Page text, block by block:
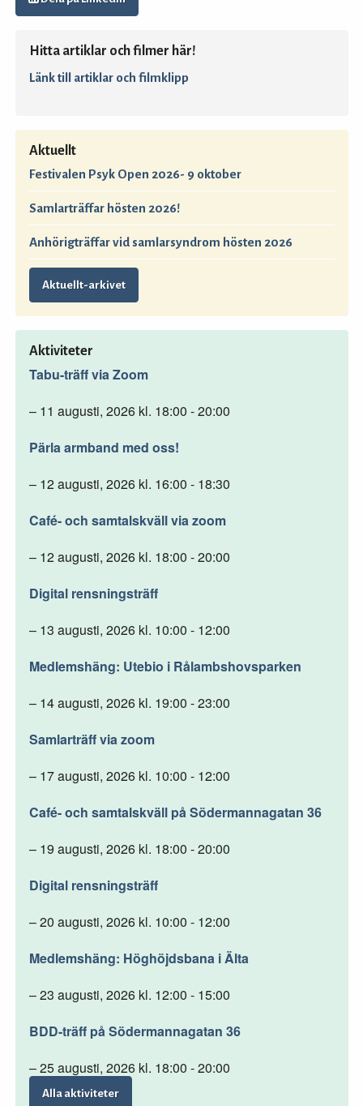
Hitta artiklar och filmer här!
Länk till artiklar och filmklipp
Aktuellt
Festivalen Psyk Open 2026- 9 oktober
Samlarträffar hösten 2026!
Anhörigträffar vid samlarsyndrom hösten 2026
Aktuellt-arkivet
Aktiviteter
Tabu-träff via Zoom
– 11 augusti, 2026 kl. 18:00 - 20:00
Pärla armband med oss!
– 12 augusti, 2026 kl. 16:00 - 18:30
Café- och samtalskväll via zoom
– 12 augusti, 2026 kl. 18:00 - 20:00
Digital rensningsträff
– 13 augusti, 2026 kl. 10:00 - 12:00
Medlemshäng: Utebio i Rålambshovsparken
– 14 augusti, 2026 kl. 19:00 - 23:00
Samlarträff via zoom
– 17 augusti, 2026 kl. 10:00 - 12:00
Café- och samtalskväll på Södermannagatan 36
– 19 augusti, 2026 kl. 18:00 - 20:00
Digital rensningsträff
– 20 augusti, 2026 kl. 10:00 - 12:00
Medlemshäng: Höghöjdsbana i Älta
– 23 augusti, 2026 kl. 12:00 - 15:00
BDD-träff på Södermannagatan 36
– 25 augusti, 2026 kl. 18:00 - 20:00
Alla aktiviteter